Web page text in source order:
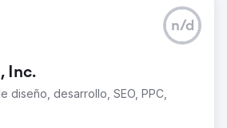
de Performance Max para
marca en la Búsqueda de
YouTube y Gmail. La
se alinearon con la nueva marca
así el fortalecimiento de cada
Inc.
diseño, desarrollo, SEO, PPC,
n/d